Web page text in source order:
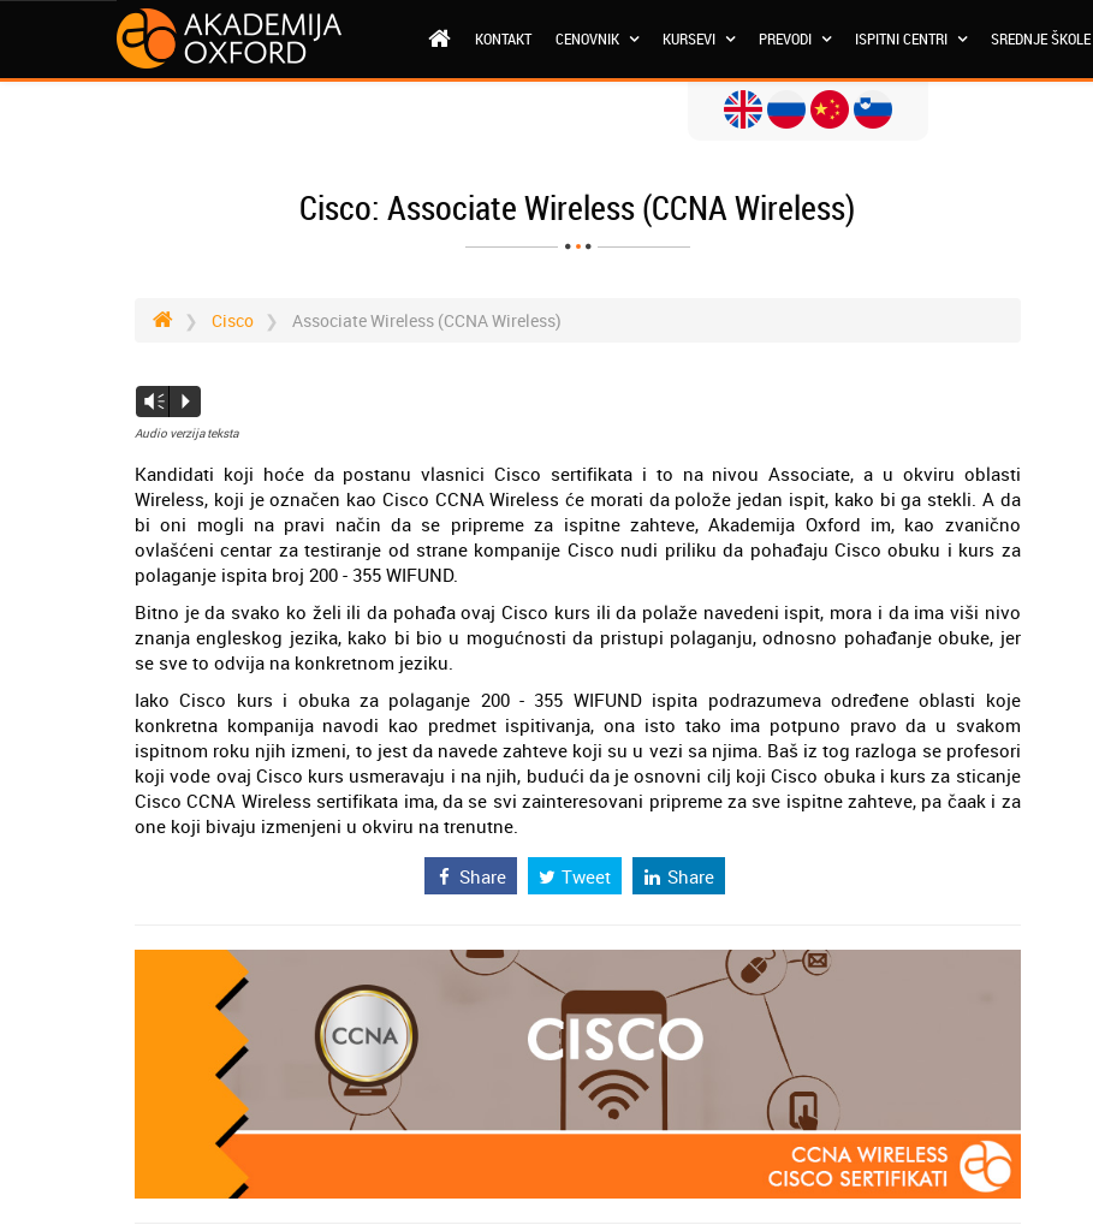
KONTAKT CENOVNIK KURSEVI PREVODI ISPITNI CENTRI SREDNJE ŠKOLE
Cisco: Associate Wireless (CCNA Wireless)
Cisco Associate Wireless (CCNA Wireless)
Vm
P
Audio verzija teksta
Kandidati koji hoće da postanu vlasnici Cisco sertifikata i to na nivou Associate, a u okviru oblasti
Wireless, koji je označen kao Cisco CCNA Wireless će morati da polože jedan ispit, kako bi ga stekli. A da
bi oni mogli na pravi način da se pripreme za ispitne zahteve, Akademija Oxford im, kao zvanično
ovlašćeni centar za testiranje od strane kompanije Cisco nudi priliku da pohađaju Cisco obuku i kurs za
polaganje ispita broj 200 - 355 WIFUND.
Bitno je da svako ko želi ili da pohađa ovaj Cisco kurs ili da polaže navedeni ispit, mora i da ima viši nivo
znanja engleskog jezika, kako bi bio u mogućnosti da pristupi polaganju, odnosno pohađanje obuke, jer
se sve to odvija na konkretnom jeziku.
Iako Cisco kurs i obuka za polaganje 200 - 355 WIFUND ispita podrazumeva određene oblasti koje
konkretna kompanija navodi kao predmet ispitivanja, ona isto tako ima potpuno pravo da u svakom
ispitnom roku njih izmeni, to jest da navede zahteve koji su u vezi sa njima. Baš iz tog razloga se profesori
koji vode ovaj Cisco kurs usmeravaju i na njih, budući da je osnovni cilj koji Cisco obuka i kurs za sticanje
Cisco CCNA Wireless sertifikata ima, da se svi zainteresovani pripreme za sve ispitne zahteve, pa čaak i za
one koji bivaju izmenjeni u okviru na trenutne.
Share Tweet Share